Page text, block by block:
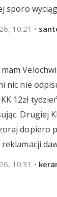
sporo
10:21 •
nic nie
12zł
Drugiej
dopiero
10:31 •